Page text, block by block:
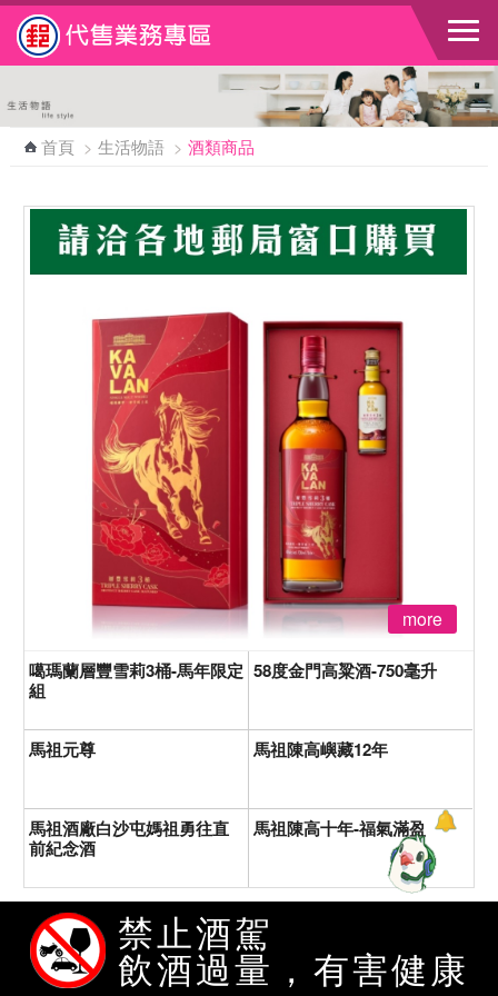
跳到主要內容區塊
首頁 > 生活物語 > 酒類商品
噶瑪蘭層豐雪莉3桶-馬年限定
組
58度金門高粱酒-750毫升
馬祖元尊 馬祖陳高嶼藏12年
馬祖酒廠白沙屯媽祖勇往直
前紀念酒
馬祖陳高十年-福氣滿盈
more
熱賣商品排行榜
愛之味純濃燕麥-24瓶裝（新）
禁止酒駕
飲酒過量，有害健康